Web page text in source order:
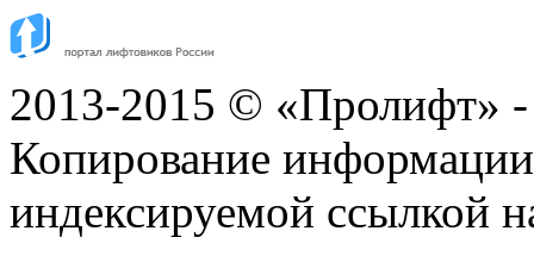
2013-2015 © «Пролифт» -
Копирование информации
индексируемой ссылкой